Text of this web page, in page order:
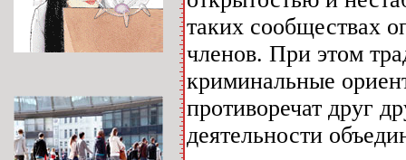
таких сообществах
членов. При этом
криминальные
противоречат друг
деятельности